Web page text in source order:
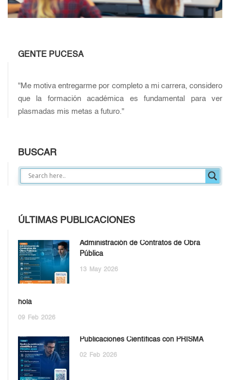
GENTE PUCESA
"Me motiva entregarme por completo a mi carrera, considero
que la formación académica es fundamental para ver
plasmadas mis metas a futuro."
BUSCAR
ÚLTIMAS PUBLICACIONES
Administración de Contratos de Obra
Pública
13 May 2026
hola
09 Feb 2026
Publicaciones Científicas con PRISMA
02 Feb 2026